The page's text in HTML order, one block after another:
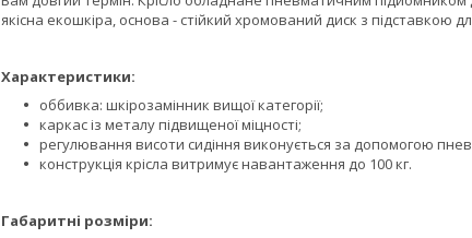
якісна екошкіра, основа - стійкий хромований диск з підставкою
Характеристики:
оббивка: шкірозамінник вищої категорії;
каркас із металу підвищеної міцності;
регулювання висоти сидіння виконується за допомогою
конструкція крісла витримує навантаження до 100 кг.
Габаритні розміри: